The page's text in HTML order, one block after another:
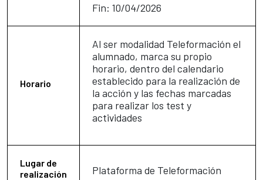
Fin: 10/04/2026
Horario
Al ser modalidad Teleformación el
alumnado, marca su propio
horario, dentro del calendario
establecido para la realización de
la acción y las fechas marcadas
para realizar los test y
actividades
Lugar de
realización
Plataforma de Teleformación